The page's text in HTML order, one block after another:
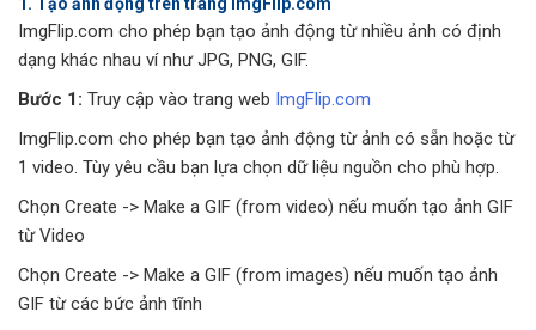
ImgFlip.com cho phép bạn tạo ảnh động từ nhiều ảnh có định
dạng khác nhau ví như JPG, PNG, GIF.
Bước 1: Truy cập vào trang web ImgFlip.com
ImgFlip.com cho phép bạn tạo ảnh động từ ảnh có sẵn hoặc từ
1 video. Tùy yêu cầu bạn lựa chọn dữ liệu nguồn cho phù hợp.
Chọn Create -> Make a GIF (from video) nếu muốn tạo ảnh GIF
từ Video
Chọn Create -> Make a GIF (from images) nếu muốn tạo ảnh
GIF từ các bức ảnh tĩnh